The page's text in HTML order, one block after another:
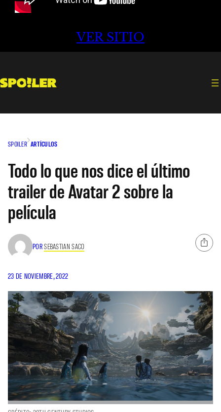
VER SITIO
SPOILER ARTÍCULOS
Todo lo que nos dice el último
trailer de Avatar 2 sobre la
película
PORSEBASTIAN SACO
23 DE NOVIEMBRE, 2022